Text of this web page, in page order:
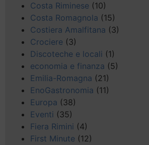
Costa Riminese (10)
Costa Romagnola (15)
Costiera Amalfitana (3)
Crociere (3)
Discoteche e locali (1)
economia e finanza (5)
Emilia-Romagna (21)
EnoGastronomia (11)
Europa (38)
Eventi (35)
Fiera Rimini (4)
First Minute (12)